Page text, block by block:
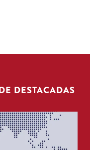
DESTACADAS